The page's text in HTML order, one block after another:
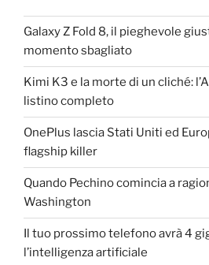
Galaxy Z Fold 8, il pieghevole
momento sbagliato
Kimi K3 e la morte di un cliché:
listino completo
OnePlus lascia Stati Uniti ed
flagship killer
Quando Pechino comincia a
Washington
Il tuo prossimo telefono avrà 4
l’intelligenza artificiale